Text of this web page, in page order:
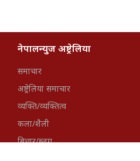
नेपालन्युज अष्ट्रेलिया
समाचार
अष्ट्रेलिया समाचार
व्यक्ति/व्यक्तित्व
कला/शैली
बिचार/ब्लग